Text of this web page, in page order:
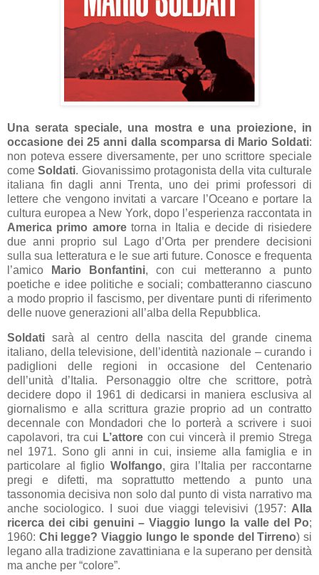
Una serata speciale, una mostra e una proiezione, in
occasione dei 25 anni dalla scomparsa di Mario Soldati:
non poteva essere diversamente, per uno scrittore speciale
comeSoldati. Giovanissimo protagonista della vita culturale
italiana fin dagli anni Trenta, uno dei primi professori di
lettere che vengono invitati a varcare l’Oceano e portare la
cultura europea a New York, dopo l’esperienza raccontata in
America primo amoretorna in Italia e decide di risiedere
due anni proprio sul Lago d’Orta per prendere decisioni
sulla sua letteratura e le sue arti future. Conosce e frequenta
l’amico
Mario Bonfantini, con cui metteranno a punto
poetiche e idee politiche e sociali; combatteranno ciascuno
a modo proprio il fascismo, per diventare punti di riferimento
delle nuove generazioni all’alba della Repubblica.
Soldati sarà al centro della nascita del grande cinema
italiano, della televisione, dell’identità nazionale – curando i
padiglioni delle regioni in occasione del Centenario
dell’unità d’Italia. Personaggio oltre che scrittore, potrà
decidere dopo il 1961 di dedicarsi in maniera esclusiva al
giornalismo e alla scrittura grazie proprio ad un contratto
decennale con Mondadori che lo porterà a scrivere i suoi
capolavori, tra cui L’attore con cui vincerà il premio Strega
nel 1971. Sono gli anni in cui, insieme alla famiglia e in
particolare al figlio Wolfango, gira l’Italia per raccontarne
pregi e difetti, ma soprattutto mettendo a punto una
tassonomia decisiva non solo dal punto di vista narrativo ma
anche sociologico. I suoi due viaggi televisivi (1957: Alla
ricerca dei cibi genuini – Viaggio lungo la valle del Po;
1960: Chi legge? Viaggio lungo le sponde del Tirreno) si
legano alla tradizione zavattiniana e la superano per densità
ma anche per “colore”.